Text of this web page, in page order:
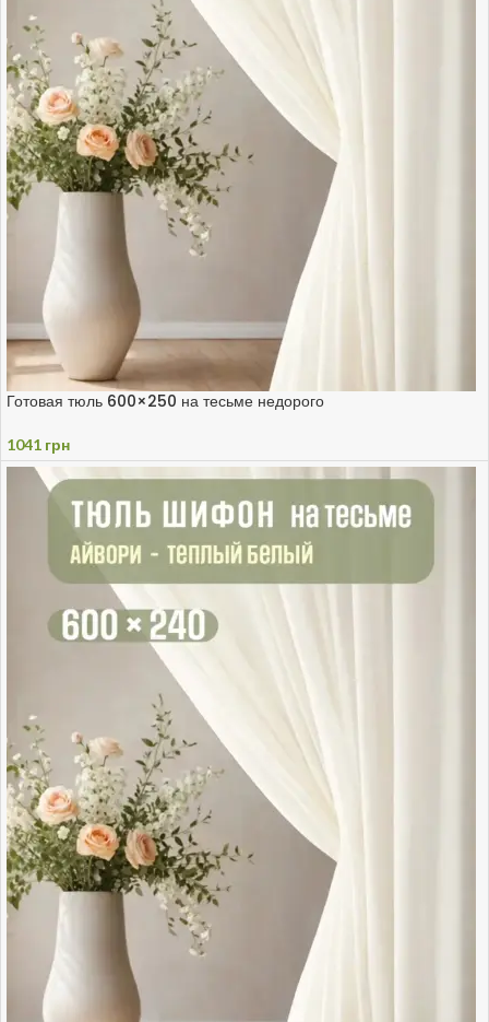
Готовая тюль 600×250 на тесьме недорого
1041 грн